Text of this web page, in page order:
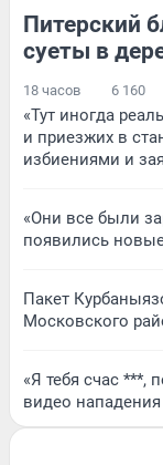
Питерский
суеты в
18 часов 6 160
«Тут иногда
и приезжих в
избиениями и
«Они все были
появились
Пакет
Московского
«Я тебя счас ***,
видео